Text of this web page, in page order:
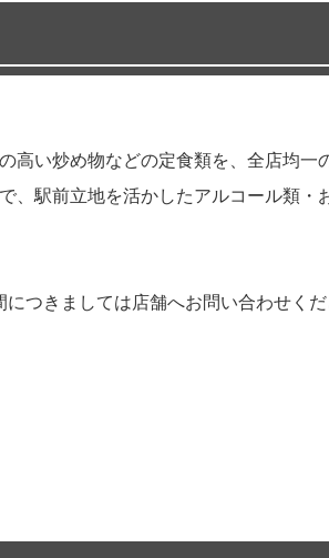
い炒め物などの定食類を、全店均一
駅前立地を活かしたアルコール類・
つきましては店舗へお問い合わせくだ